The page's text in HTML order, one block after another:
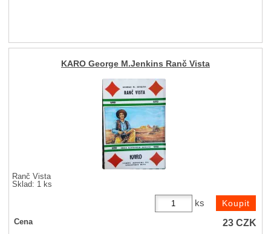
KARO George M.Jenkins Ranč Vista
Ranč Vista
Sklad: 1 ks
ks
Cena 23CZK